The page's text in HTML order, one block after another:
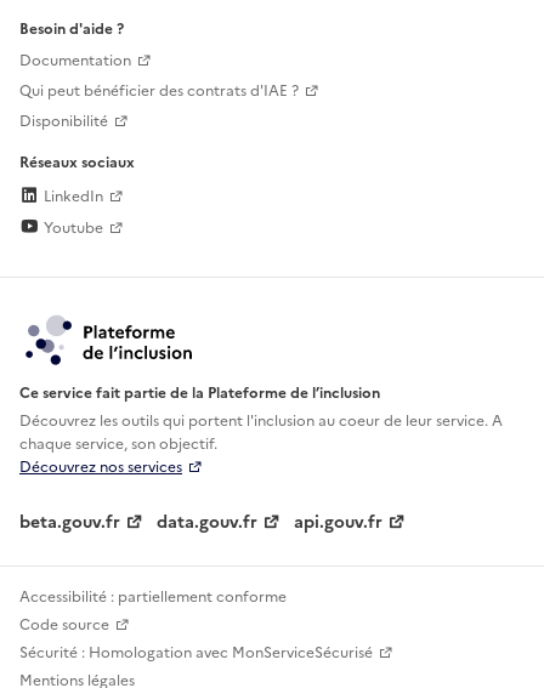
Besoin d'aide ?
Documentation
Qui peut bénéficier des contrats d'IAE ?
Disponibilité
Réseaux sociaux
LinkedIn
Youtube
Ce service fait partie de la Plateforme de l’inclusion
Découvrez les outils qui portent l'inclusion aucoeur de leur service. A
chaque service, son objectif.
Découvrez nos services
beta.gouv.fr data.gouv.fr api.gouv.fr
Accessibilité : partiellement conforme
Code source
Sécurité : Homologation avec MonServiceSécurisé
Mentions légales